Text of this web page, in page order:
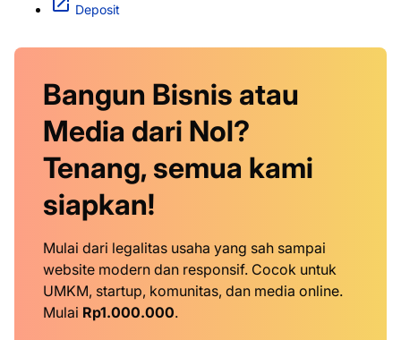
Deposit
Bangun Bisnis atau
Media dari Nol?
Tenang, semua kami
siapkan!
Mulai dari legalitas usaha yang sah sampai
website modern dan responsif. Cocok untuk
UMKM, startup, komunitas, dan media online.
Mulai Rp1.000.000.